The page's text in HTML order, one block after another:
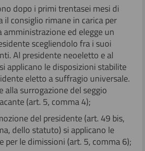
dopo i primi trentasei mesi di
il consiglio rimane in carica per
amministrazione ed elegge un
scegliendolo fra i suoi
Al presidente neoeletto e al
applicano le disposizioni stabilite
eletto a suffragio universale.
alla surrogazione del seggio
(art. 5, comma 4);
del presidente (art. 49 bis,
dello statuto) si applicano le
per le dimissioni (art. 5, comma 6);